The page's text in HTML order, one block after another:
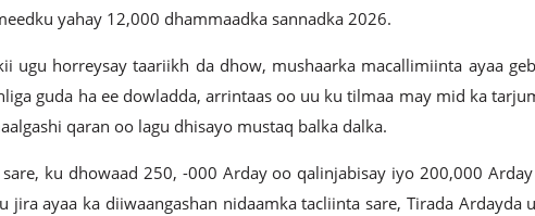
yahay 12,000 dhammaadka sannadka 2026.
ugu horreysay taariikh da dhow, mushaarka macallimiinta ayaa
guda ha ee dowladda, arrintaas oo uu ku tilmaa may mid ka
qaran oo lagu dhisayo mustaq balka dalka.
ku dhowaad 250, -000 Arday oo qalinjabisay iyo 200,000
jira ayaa ka diiwaangashan nidaamka tacliinta sare, Tirada Ardayda